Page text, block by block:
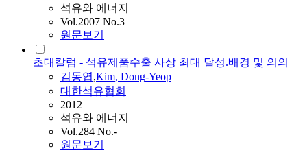
석유와 에너지
Vol.2007 No.3
원문보기
초대칼럼 - 석유제품수출 사상 최대 달성.배경 및 의의
김동엽,Kim, Dong-Yeop
대한석유협회
2012
석유와 에너지
Vol.284 No.-
원문보기